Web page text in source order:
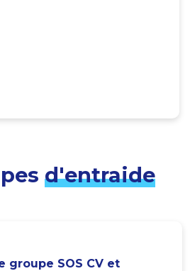
d'entraide
groupe SOS CV et